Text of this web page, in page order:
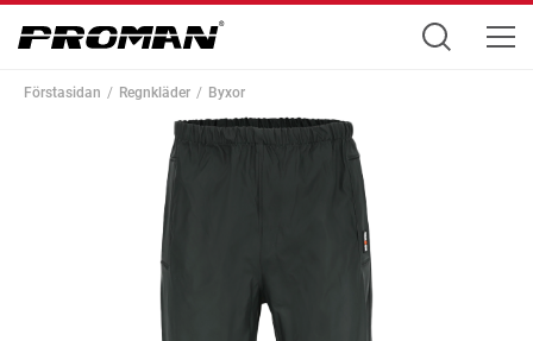
Förstasidan Regnkläder Byxor